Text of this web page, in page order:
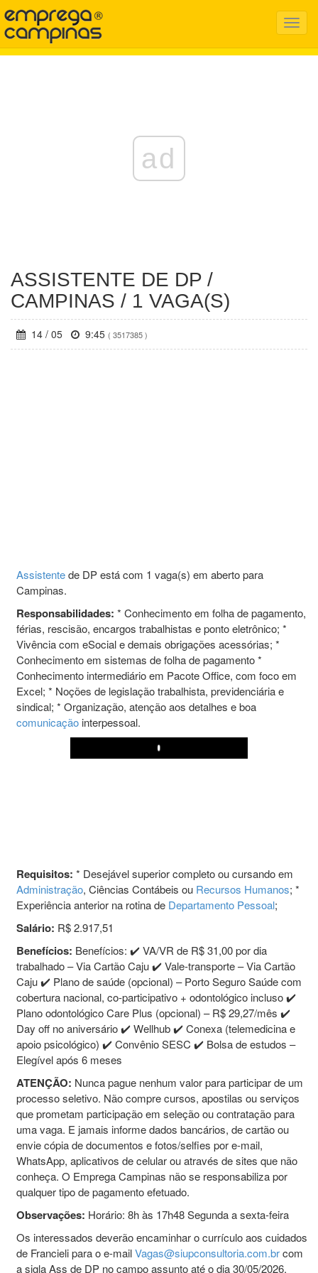
Menu
ad
ASSISTENTE DE DP /
CAMPINAS / 1 VAGA(S)
14 / 05 9:45 ( 3517385 )
Assistentede DP está com 1 vaga(s) em aberto para
Campinas.
Responsabilidades: * Conhecimento em folha de pagamento,
férias, rescisão, encargos trabalhistas e ponto eletrônico; *
Vivência com eSocial e demais obrigações acessórias; *
Conhecimento em sistemas de folha de pagamento *
Conhecimento intermediário em Pacote Office, com foco em
Excel; * Noções de legislação trabalhista, previdenciária e
sindical; * Organização, atenção aos detalhes e boa
comunicação interpessoal.
Play
Requisitos: * Desejável superior completo ou cursando em
Administração, Ciências Contábeis ou Recursos Humanos; *
Experiência anterior na rotina de Departamento Pessoal;
Salário: R$ 2.917,51
Benefícios: Benefícios: ✔️ VA/VR de R$ 31,00 por dia
trabalhado – Via Cartão Caju ✔️ Vale-transporte – Via Cartão
Caju ✔️ Plano de saúde (opcional) – Porto Seguro Saúde com
cobertura nacional, co-participativo + odontológico incluso ✔️
Plano odontológico Care Plus (opcional) – R$ 29,27/mês ✔️
Day off no aniversário ✔️ Wellhub ✔️ Conexa (telemedicina e
apoio psicológico) ✔️ Convênio SESC ✔️ Bolsa de estudos –
Elegível após 6 meses
ATENÇÃO: Nunca pague nenhum valor para participar de um
processo seletivo. Não compre cursos, apostilas ou serviços
que prometam participação em seleção ou contratação para
uma vaga. E jamais informe dados bancários, de cartão ou
envie cópia de documentos e fotos/selfies por e-mail,
WhatsApp, aplicativos de celular ou através de sites que não
conheça. O Emprega Campinas não se responsabiliza por
qualquer tipo de pagamento efetuado.
Observações: Horário: 8h às 17h48 Segunda a sexta-feira
Os interessados deverão encaminhar o currículo aos cuidados
de Francieli para o e-mailVagas@siupconsultoria.com.brcom
a sigla Ass de DP no campo assunto até o dia 30/05/2026.